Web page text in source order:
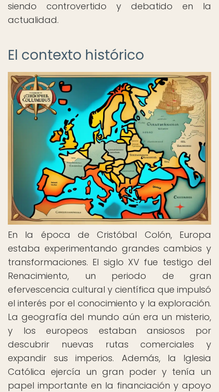
siendo controvertido y debatido en la
actualidad.
El contexto histórico
En la época de Cristóbal Colón, Europa
estaba experimentando grandes cambios y
transformaciones. El siglo XV fue testigo del
Renacimiento, un periodo de gran
efervescencia cultural y científica que impulsó
el interés por el conocimiento y la exploración.
La geografía del mundo aún era un misterio,
y los europeos estaban ansiosos por
descubrir nuevas rutas comerciales y
expandir sus imperios. Además, la Iglesia
Católica ejercía un gran poder y tenía un
papel importante en la financiación y apoyo